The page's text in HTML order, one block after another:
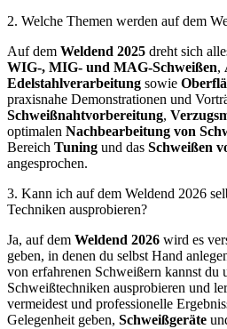
2. Welche Themen werden auf dem
Auf dem Weldend 2025 dreht sich
WIG-, MIG- und MAG-Schweißen,
Edelstahlverarbeitung sowie
praxisnahe Demonstrationen und
Schweißnahtvorbereitung,
optimalen Nachbearbeitung von
Bereich Tuning und das Schweißen
angesprochen.
3. Kann ich auf dem Weldend 2026
Techniken ausprobieren?
Ja, auf dem Weldend 2026 wird es
geben, in denen du selbst Hand
von erfahrenen Schweißern kannst du
Schweißtechniken ausprobieren und
vermeidest und professionelle
Gelegenheit geben, Schweißgeräte